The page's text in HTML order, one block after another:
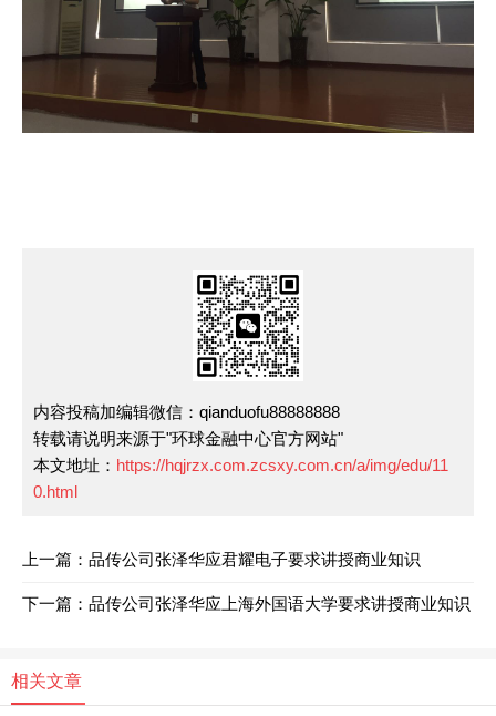
内容投稿加编辑微信：qianduofu88888888
转载请说明来源于"环球金融中心官方网站"
本文地址： https://hqjrzx.com.zcsxy.com.cn/a/img/edu/11
0.html
上一篇：品传公司张泽华应君耀电子要求讲授商业知识
下一篇：品传公司张泽华应上海外国语大学要求讲授商业知识
相关文章